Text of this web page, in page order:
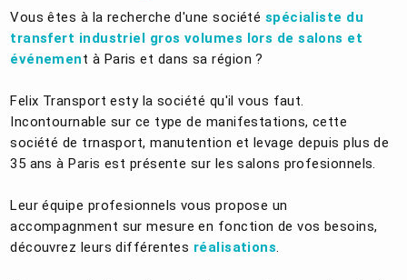
Vous êtes à la recherche d'une société spécialiste du
transfert industriel gros volumes lors de salons et
événement à Paris et dans sa région ?
Felix Transport esty la société qu'il vous faut.
Incontournable sur ce type de manifestations, cette
société de trnasport, manutention et levage depuis plus de
35 ans à Paris est présente sur les salons profesionnels.
Leur équipe profesionnels vous propose un
accompagnment sur mesure en fonction de vos besoins,
découvrez leurs différentes réalisations.